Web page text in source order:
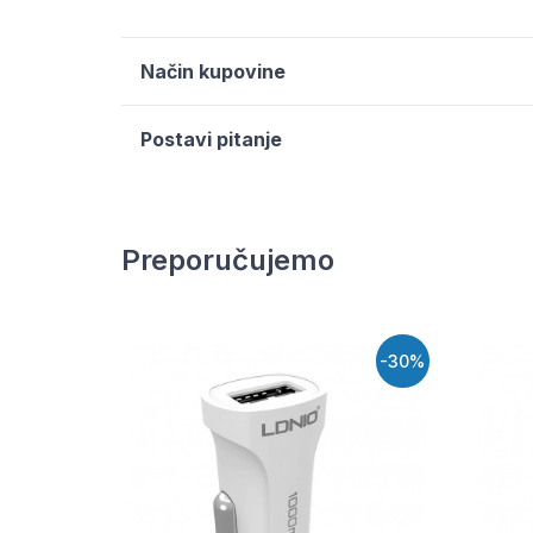
Način kupovine
Postavi pitanje
Preporučujemo
-30%